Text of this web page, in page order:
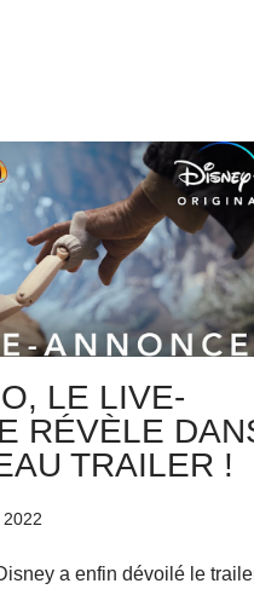
LE LIVE-
RÉVÈLE
TRAILER !
a enfin dévoilé le